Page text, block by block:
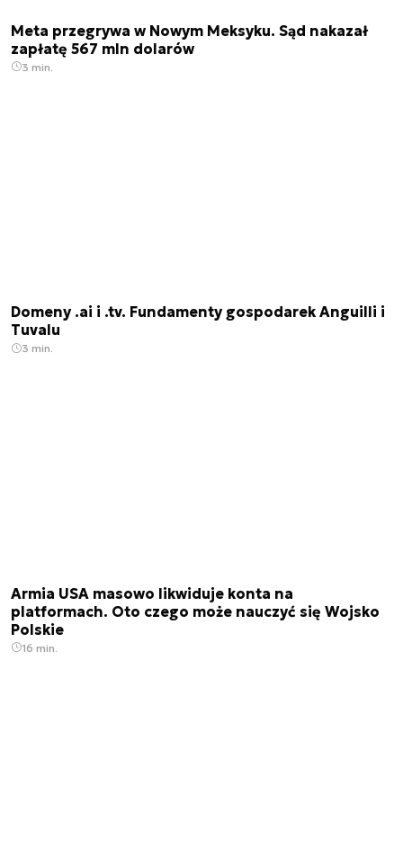
Meta przegrywa w Nowym Meksyku. Sąd nakazał
zapłatę 567 mln dolarów
3 min.
Domeny .ai i .tv. Fundamenty gospodarek Anguilli i
Tuvalu
3 min.
Armia USA masowo likwiduje konta na
platformach. Oto czego może nauczyć się Wojsko
Polskie
16 min.